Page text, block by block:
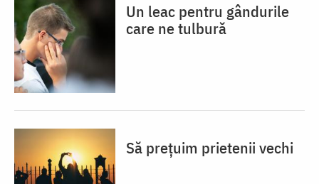
Un leac pentru gândurile
care ne tulbură
Să prețuim prietenii vechi